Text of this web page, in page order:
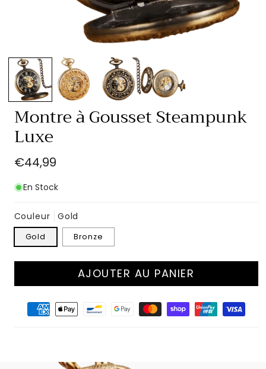
le
média
1
dans
une
fenêtre
modale
Montre à Gousset Steampunk
Luxe
Prix
€44,99
En Stock
Couleur Gold
Gold Bronze
AJOUTER AU PANIER
Moyens